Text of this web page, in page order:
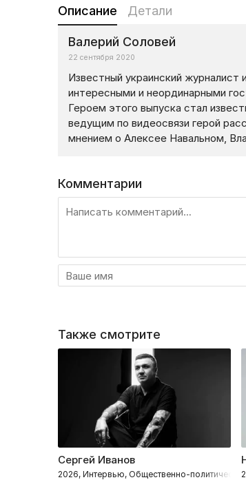
Описание Детали
Валерий Соловей
22 сентября 2020
Известный украинский
интересными и неординарными
Героем этого выпуска стал
ведущим по видеосвязи герой
мнением о Алексее Навальном,
Комментарии
Также смотрите
Сергей Иванов
2026, Интервью, Общественно-